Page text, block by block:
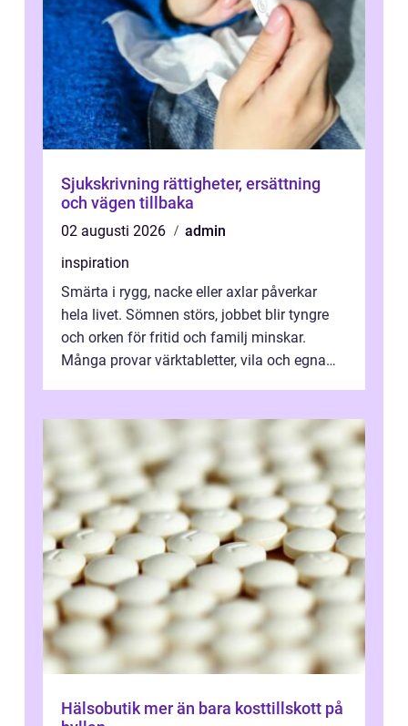
Sjukskrivning rättigheter, ersättning
och vägen tillbaka
02 augusti 2026
admin
inspiration
Smärta i rygg, nacke eller axlar påverkar
hela livet. Sömnen störs, jobbet blir tyngre
och orken för fritid och familj minskar.
Många provar värktabletter, vila och egna
Hälsobutik mer än bara kosttillskott på